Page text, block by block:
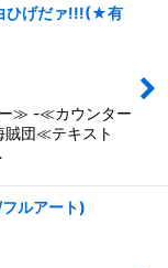
ひげだァ!!!(★有
≫ -≪カウンター
団≪テキスト
ルアート)